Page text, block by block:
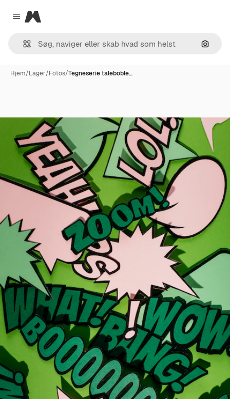
Close menu
Magnific
Søg
Hjem/Lager/Fotos/Tegneserie taleboble…